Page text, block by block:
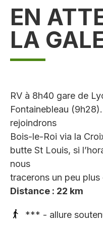
EN
LA
RV à 8h40 gare de
Fontainebleau
rejoindrons
Bois-le-Roi via la
butte St Louis, si
nous
tracerons un peu plus
Distance : 22 km
*** - allure